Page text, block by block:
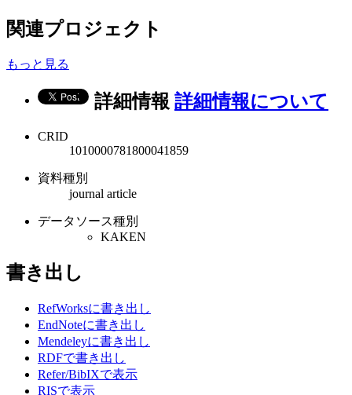
関連プロジェクト
もっと見る
詳細情報 詳細情報について
CRID
1010000781800041859
資料種別
journal article
データソース種別
KAKEN
書き出し
RefWorksに書き出し
EndNoteに書き出し
Mendeleyに書き出し
RDFで書き出し
Refer/BibIXで表示
RISで表示